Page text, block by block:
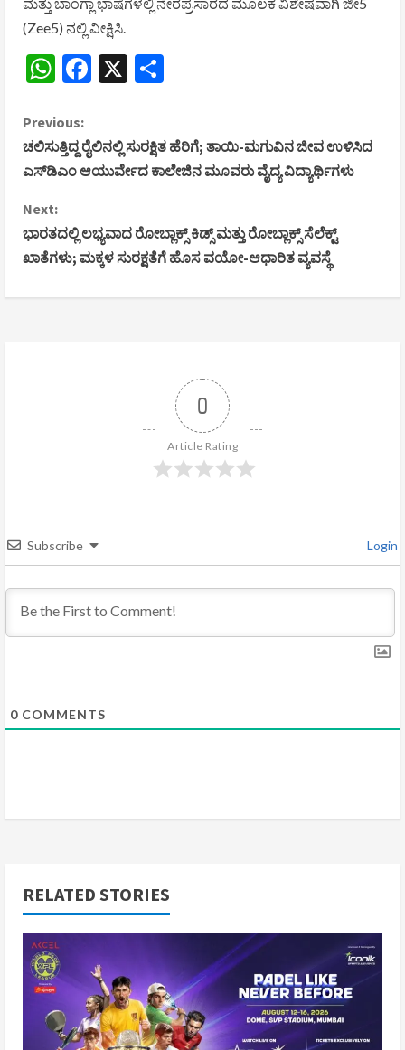
ಮತ್ತು ಬಾಂಗ್ಲಾ ಭಾಷೆಗಳಲ್ಲಿ ನೇರಪ್ರಸಾರದ ಮೂಲಕ ವಿಶೇಷವಾಗಿ ಜೀ5
(Zee5) ನಲ್ಲಿ ವೀಕ್ಷಿಸಿ.
WhatsApp
Facebook
X
C
o
n
t
d
i
n
Previous:
ಚಲಿಸುತ್ತಿದ್ದ ರೈಲಿನಲ್ಲಿ ಸುರಕ್ಷಿತ ಹೆರಿಗೆ; ತಾಯಿ-ಮಗುವಿನ ಜೀವ ಉಳಿಸಿದ
ಎಸ್‌ಡಿಎಂ ಆಯುರ್ವೇದ ಕಾಲೇಜಿನ ಮೂವರು ವೈದ್ಯ ವಿದ್ಯಾರ್ಥಿಗಳು
Next:
ಭಾರತದಲ್ಲಿ ಲಭ್ಯವಾದ ರೋಬ್ಲಾಕ್ಸ್ ಕಿಡ್ಸ್ ಮತ್ತು ರೋಬ್ಲಾಕ್ಸ್ ಸೆಲೆಕ್ಟ್
ಖಾತೆಗಳು; ಮಕ್ಕಳ ಸುರಕ್ಷತೆಗೆ ಹೊಸ ವಯೋ-ಆಧಾರಿತ ವ್ಯವಸ್ಥೆ
0
Article Rating
Subscribe Login
0 COMMENTS
RELATED STORIES